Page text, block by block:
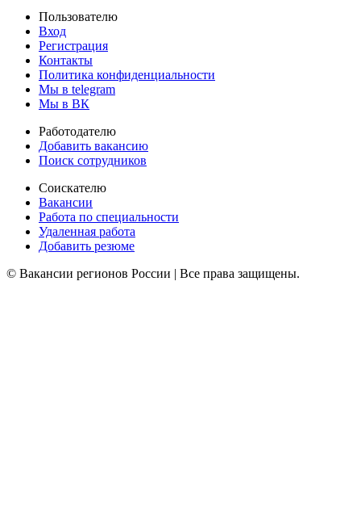
Пользователю
Вход
Регистрация
Контакты
Политика конфиденциальности
Мы в telegram
Мы в ВК
Работодателю
Добавить вакансию
Поиск сотрудников
Соискателю
Вакансии
Работа по специальности
Удаленная работа
Добавить резюме
© Вакансии регионов России | Все права защищены.